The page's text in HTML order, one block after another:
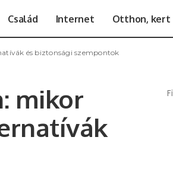
Család Internet Otthon, kert
és biztonsági szempontok
mikor